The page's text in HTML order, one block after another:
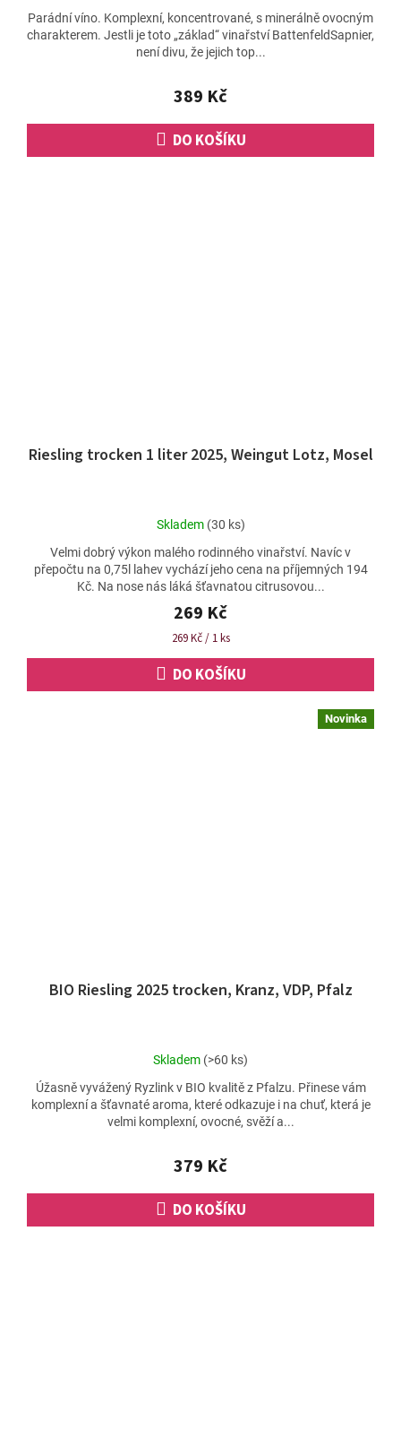
produktu
je
4,8
5
hvězdiček.
389 Kč
DO KOŠÍKU
Parádní víno. Komplexní, koncentrované, s minerálně ovocným
charakterem. Jestli je toto „základ“ vinařství BattenfeldSapnier,
není divu, že jejich top...
Riesling trocken 1 liter 2025, Weingut Lotz, Mosel
Průměrné
produktu
je
4,8
z
5
hvězdiček.
Skladem (30 ks)
269 Kč
Měrná
269 Kč / 1 ks
DO KOŠÍKU
Velmi dobrý výkon malého rodinného vinařství. Navíc v
přepočtu na 0,75l lahev vychází jeho cena na příjemných 194
Kč. Na nose nás láká šťavnatou citrusovou...
Novinka
BIO Riesling 2025 trocken, Kranz, VDP, Pfalz
Průměrné
produktu
je
5,0
5
hvězdiček.
Skladem (>60 ks)
379 Kč
DO KOŠÍKU
Úžasně vyvážený Ryzlink v BIO kvalitě z Pfalzu. Přinese vám
komplexní a šťavnaté aroma, které odkazuje i na chuť, která je
velmi komplexní, ovocné, svěží a...